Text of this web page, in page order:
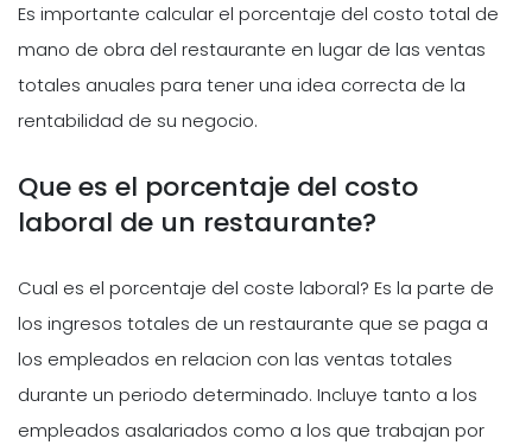
Es importante calcular el porcentaje del costo total de
mano de obra del restaurante en lugar de las ventas
totales anuales para tener una idea correcta de la
rentabilidad de su negocio.
Que es el porcentaje del costo
laboral de un restaurante?
Cual es el porcentaje del coste laboral? Es la parte de
los ingresos totales de un restaurante que se paga a
los empleados en relacion con las ventas totales
durante un periodo determinado. Incluye tanto a los
empleados asalariados como a los que trabajan por